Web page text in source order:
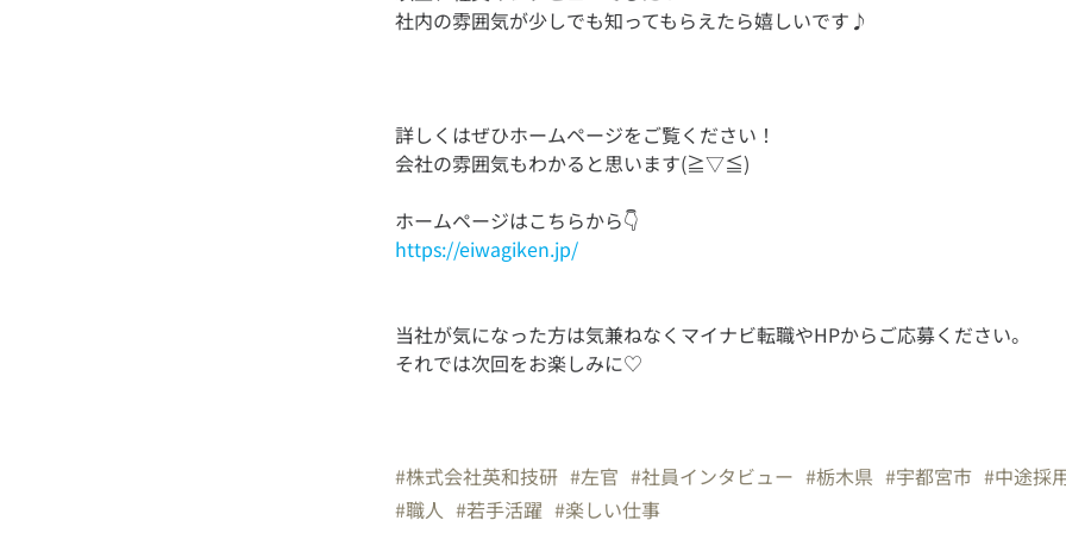
詳しくはぜひホームページをご覧ください！
https://eiwagiken.jp/
当社が気になった方は気兼ねなくマイナビ転職やHPからご応募ください。
それでは次回をお楽しみに♡
#株式会社英和技研 #左官 #社員インタビュー #栃木県 #宇都宮市 #中途採
#職人 #若手活躍 #楽しい仕事